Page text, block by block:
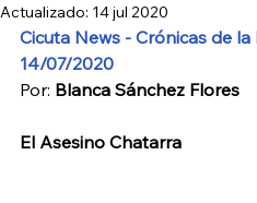
Actualizado: 14 jul 2020
Cicuta News - Crónicas de la
14/07/2020
Por: Blanca Sánchez Flores
El Asesino Chatarra